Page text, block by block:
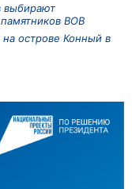
выбирают
памятников ВОВ
острове Конный в